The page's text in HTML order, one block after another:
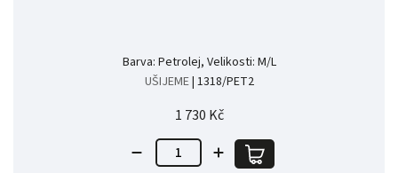
Barva: Petrolej, Velikosti: M/L
UŠIJEME| 1318/PET2
1 730 Kč